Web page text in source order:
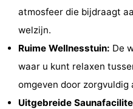
Wijngaerde
minutes
Strand
Zien
doen
Bezienswaardigheden
atmosfeer die bijdraagt
welzijn.
Ruime Wellnesstuin: De
waar u kunt relaxen
omgeven door zorgvuldig
Uitgebreide